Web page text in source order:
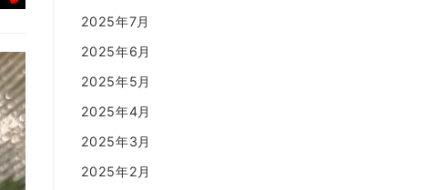
2025年7月
2025年6月
2025年5月
2025年4月
2025年3月
2025年2月